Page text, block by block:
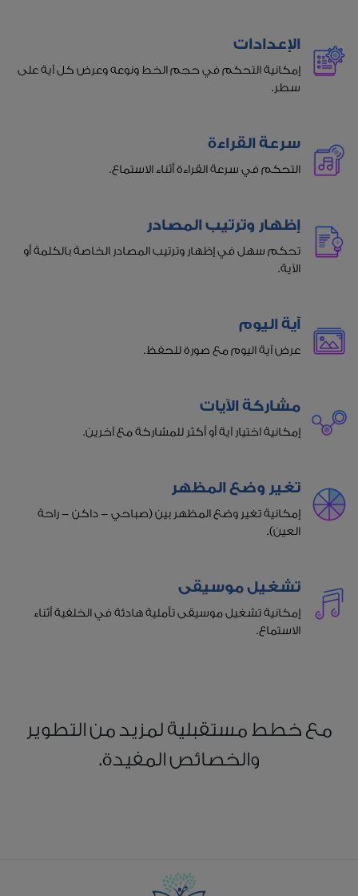
الإعدادات
إمكانية التحكم في حجم الخط ونوعه وعرض كل آية على
سطر.
سرعة القراءة
التحكم في سرعة القراءة أثناء الاستماع.
إظهار وترتيب المصادر
تحكم سهل في إظهار وترتيب المصادر الخاصة بالكلمة أو
الآية.
آية اليوم
عرض آية اليوم مع صورة للحفظ.
مشاركة الآيات
إمكانية اختيار آية أو أكثر للمشاركة مع آخرين.
تغير وضع المظهر
إمكانية تغير وضع المظهر بين (صباحي - داكن - راحة
العين).
تشغيل موسيقى
إمكانية تشغيل موسيقى تأملية هادئة في الخلفية أثناء
الاستماع.
مع خطط مستقبلية لمزيد من التطوير
والخصائص المفيدة.